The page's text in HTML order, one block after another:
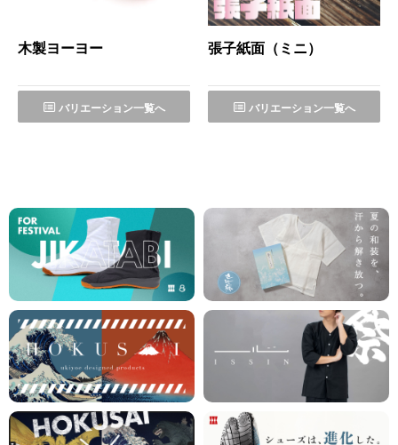
木製ヨーヨー
バリエーション一覧へ
張子紙面（ミニ）
バリエーション一覧へ